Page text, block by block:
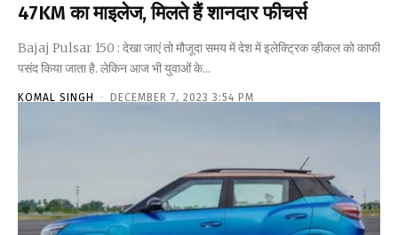
47KM का माइलेज, मिलते हैं शानदार फीचर्स
Bajaj Pulsar 150 : देखा जाएं तो मौजूदा समय में देश में इलेक्ट्रिक व्हीकल को काफी
पसंद किया जाता है. लेकिन आज भी युवाओं के...
KOMAL SINGH - DECEMBER 7, 2023 3:54 PM